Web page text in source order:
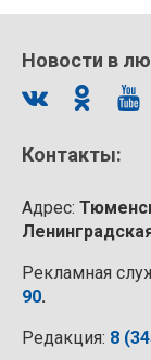
Новости в
Контакты:
Адрес:
Рекламная
90.
Редакция: 8